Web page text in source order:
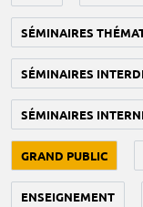
SÉMINAIRES
SÉMINAIRES
SÉMINAIRES
GRAND PUBLIC
ENSEIGNEMENT